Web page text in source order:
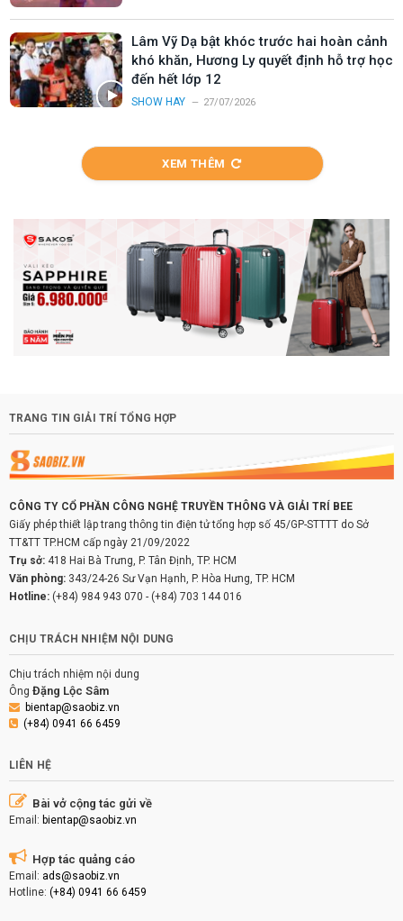
Lâm Vỹ Dạ bật khóc trước hai hoàn cảnh
khó khăn, Hương Ly quyết định hỗ trợ học
đến hết lớp 12
SHOW HAY 27/07/2026
XEM THÊM
TRANG TIN GIẢI TRÍ TỔNG HỢP
CÔNG TY CỔ PHẦN CÔNG NGHỆ TRUYỀN THÔNG VÀ GIẢI TRÍ BEE
Giấy phép thiết lập trang thông tin điện tử tổng hợp số 45/GP-STTTT do Sở
TT&TT TP.HCM cấp ngày 21/09/2022
Trụ sở: 418 Hai Bà Trưng, P. Tân Định, TP. HCM
Văn phòng: 343/24-26 Sư Vạn Hạnh, P. Hòa Hưng, TP. HCM
Hotline: (+84) 984 943 070 - (+84) 703 144 016
CHỊU TRÁCH NHIỆM NỘI DUNG
Chịu trách nhiệm nội dung
Ông Đặng Lộc Sâm
bientap@saobiz.vn
(+84) 0941 66 6459
LIÊN HỆ
Bài vở cộng tác gửi về
Email: bientap@saobiz.vn
Hợp tác quảng cáo
Email: ads@saobiz.vn
Hotline: (+84) 0941 66 6459